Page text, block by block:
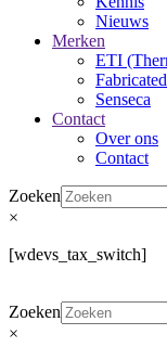
Nieuws
Merken
ETI
Senseca
Contact
Over ons
Contact
Zoeken
×
[wdevs_tax_switch]
Zoeken
×